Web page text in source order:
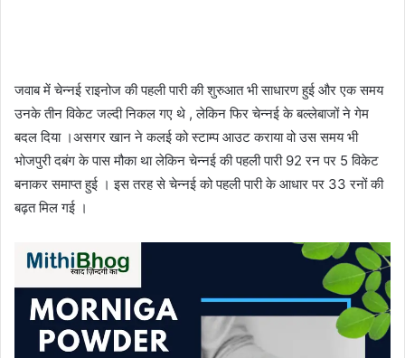
जवाब में चेन्नई राइनोज की पहली पारी की शुरुआत भी साधारण हुई और एक समय
उनके तीन विकेट जल्दी निकल गए थे , लेकिन फिर चेन्नई के बल्लेबाजों ने गेम
बदल दिया ।असगर खान ने कलई को स्टाम्प आउट कराया वो उस समय भी
भोजपुरी दबंग के पास मौका था लेकिन चेन्नई की पहली पारी 92 रन पर 5 विकेट
बनाकर समाप्त हुई । इस तरह से चेन्नई को पहली पारी के आधार पर 33 रनों की
बढ़त मिल गई ।